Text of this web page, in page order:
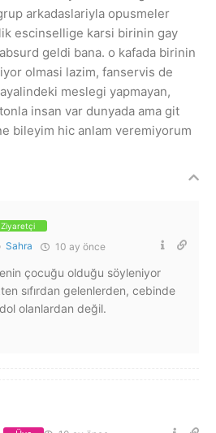
arkadaslariyla opusmeler
escinsellige karsi birinin gay
geldi bana. o kafada birinin
olmasi lazim, fanservis de
meslegi yapmayan,
insan var dunyada ama git
bileyim hic anlam veremiyorum
Ziyaretçi
Sahra 10 ay önce
çocuğu olduğu söyleniyor
sıfırdan gelenlerden, cebinde
olanlardan değil.